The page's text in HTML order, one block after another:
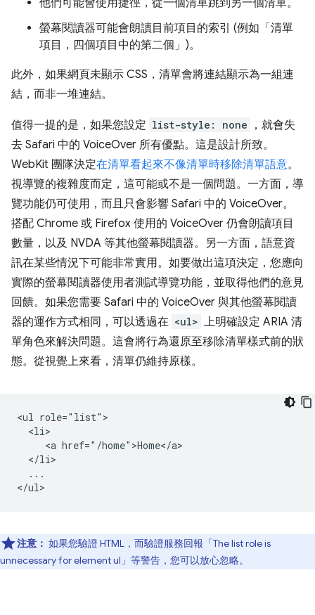
螢幕閱讀器可能會朗讀目前項目的索引 (例如「清單
項目，四個項目中的第二個」)。
此外，如果網頁未顯示 CSS，清單會將連結顯示為一組連
結，而非一堆連結。
值得一提的是，如果您設定 list-style: none
，就會失
去 Safari 中的 VoiceOver 所有優點。這是設計所致。
WebKit 團隊決定在清單看起來不像清單時移除清單語意。
視導覽的複雜度而定，這可能或不是一個問題。一方面，導
覽功能仍可使用，而且只會影響 Safari 中的 VoiceOver。
搭配 Chrome 或 Firefox 使用的 VoiceOver 仍會朗讀項目
數量，以及 NVDA 等其他螢幕閱讀器。另一方面，語意資
訊在某些情況下可能非常實用。如要做出這項決定，您應向
實際的螢幕閱讀器使用者測試導覽功能，並取得他們的意見
回饋。如果您需要 Safari 中的 VoiceOver 與其他螢幕閱讀
器的運作方式相同，可以透過在 <ul> 上明確設定 ARIA 清
單角色來解決問題。這會將行為還原至移除清單樣式前的狀
態。從視覺上來看，清單仍維持原樣。
<ul role="list">
  <li>
     <a href="/home">Home</a>
  </li>
  ...
注意： 如果您驗證 HTML，而驗證服務回報「The list role is
unnecessary for element ul」等警告，您可以放心忽略。